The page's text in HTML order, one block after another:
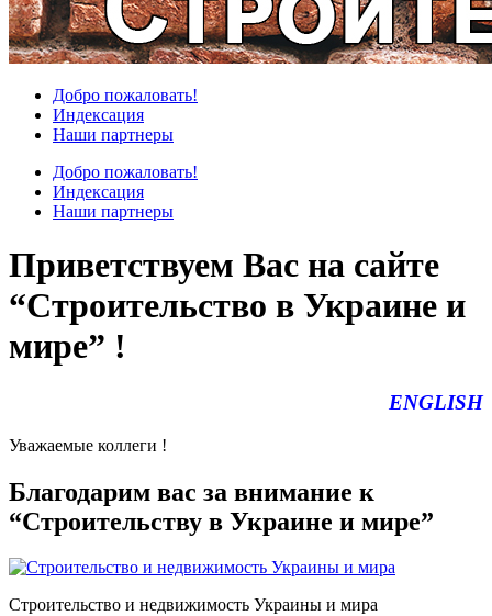
Добро пожаловать!
Индексация
Наши партнеры
Добро пожаловать!
Индексация
Наши партнеры
Приветствуем Вас на сайте
“Строительство в Украине и
мире” !
ENGLISH
Уважаемые коллеги !
Благодарим вас за внимание к
“Строительству в Украине и мире”
Строительство и недвижимость Украины и мира